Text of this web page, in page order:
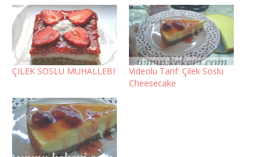
ÇILEK SOSLU MUHALLEBI
Videolu Tarif: Çilek Soslu
Cheesecake